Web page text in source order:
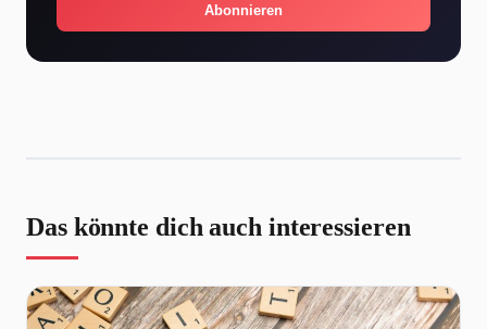
Abonnieren
Das könnte dich auch interessieren